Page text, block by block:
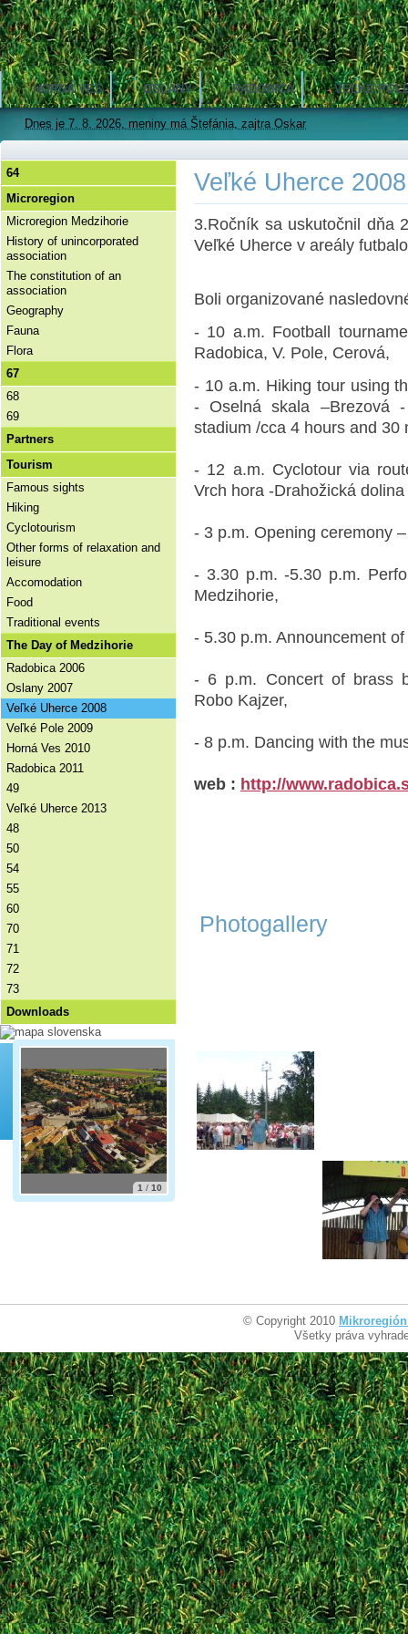
HORNÁ VES OSLANY RADOBICA VEĽKÉ
Dnes je 7. 8. 2026, meniny má Štefánia, zajtra Oskar
64
Microregion
Microregion Medzihorie
History of unincorporated
association
The constitution of an
association
Geography
Fauna
Flora
67
68
69
Partners
Tourism
Famous sights
Hiking
Cyclotourism
Other forms of relaxation and
leisure
Accomodation
Food
Traditional events
The Day of Medzihorie
Radobica 2006
Oslany 2007
Veľké Uherce 2008
Veľké Pole 2009
Horná Ves 2010
Radobica 2011
49
Veľké Uherce 2013
48
50
54
55
60
70
71
72
73
Downloads
1 / 10
Veľké Uherce 2008
3.Ročník sa uskutočnil dňa
Veľké Uherce v areály
Boli organizované
- 10 a.m. Football
Radobica, V. Pole, Cerová,
- 10 a.m. Hiking tour using
- Oselná skala –Brezová
stadium /cca 4 hours and 30
- 12 a.m. Cyclotour via
Vrch hora -Drahožická
- 3 p.m. Opening ceremony
- 3.30 p.m. -5.30 p.m.
Medzihorie,
- 5.30 p.m. Announcement
- 6 p.m. Concert of brass
Robo Kajzer,
- 8 p.m. Dancing with the
web : http://
Photogallery
© Copyright 2010
Všetky práva